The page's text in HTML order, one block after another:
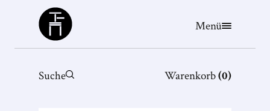
Büchergilde
Menü
Suche Warenkorb(0)